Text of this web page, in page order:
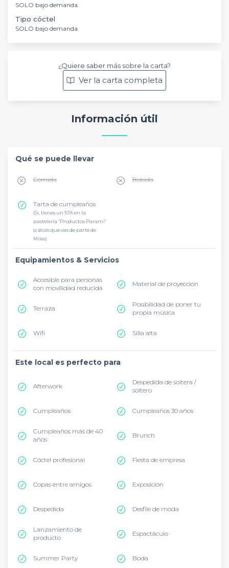
SOLO bajo demanda.
Tipo cóctel
SOLO bajo demanda.
¿Quiere saber más sobre la carta?
Ver la carta completa
Información útil
Qué se puede llevar
Comida Bebida
Tarta de cumpleaños
(Si, tienes un 10% en la
pastelería "Productos Parami"
si dices que vas de parte de
Miles)
Equipamientos & Servicios
Accesible para personas
con movilidad reducida
Material de proyección
Terraza
Posibilidad de poner tu
propia música
Wifi Silla alta
Este local es perfecto para
Afterwork
Despedida de soltera /
soltero
Cumpleaños Cumpleaños 30 años
Cumpleaños más de 40
años
Brunch
Cóctel profesional Fiesta de empresa
Copas entre amigos Exposición
Despedida Desfile de moda
Lanzamiento de
producto
Espactáculo
Summer Party Boda